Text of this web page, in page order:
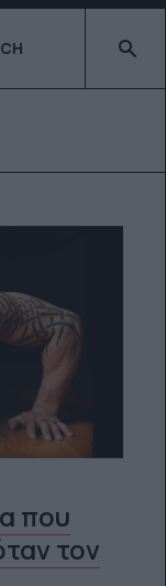
Type
που
τον